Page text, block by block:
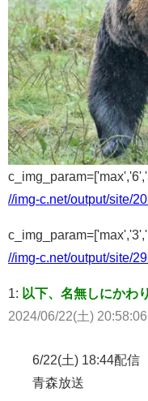
//img-c.net/output/site/
//img-c.net/output/site/
1: 以下、名無しにかわ
2024/06/22(土)
6/22(土) 18:44配信
青森放送